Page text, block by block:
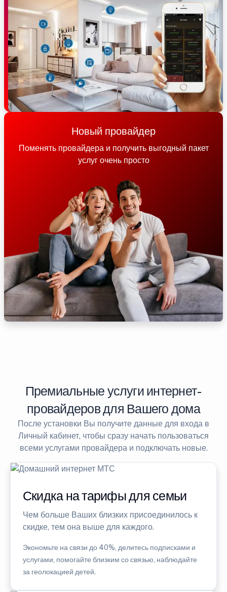
Новый провайдер
Поменять провайдера и получить выгодный пакет
услуг очень просто
Премиальные услуги интернет-
провайдеров для Вашего дома
После установки Вы получите данные для входа в
Личный кабинет, чтобы сразу начать пользоваться
всеми услугами провайдера и подключать новые.
Скидка на тарифы для семьи
Чем больше Ваших близких присоединилось к
скидке, тем она выше для каждого.
Экономьте на связи до 40%, делитесь подписками и
услугами, помогайте близким со связью, наблюдайте
за геолокацией детей.